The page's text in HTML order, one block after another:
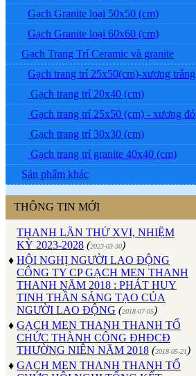
Gạch Granite loại 50x50 (cm)
Gạch Granite loại 60x60 (cm)
Gạch Trang Trí Ceramic và granite
Gạch trang trí 25x50(cm)-xương trắng
Gạch trang trí 20x40 (cm)
Gạch trang trí 25x50 (cm) - xương đỏ
Gạch trang trí 30x30 (cm)
Gạch trang trí granite 40x40 (cm)
Sản phẩm khác
THÔNG TIN MỚI
♦ ĐẠI HỘI ĐỒNG CỔ ĐÔNG
THƯỜNG NIÊN CÔNG TY GẠCH
MEN THANH THANH NĂM
2023 (2023-04-24)
♦ ĐẠI HỘI CÔNG ĐOÀN CƠ SỞ
CÔNG TY GẠCH MEN THANH
THANH LẦN THỨ XVI, NHIỆM
KỲ 2023-2028 ( 2023-03-30 )
HỘI NGHỊ NGƯỜI LAO ĐỘNG
CÔNG TY CP GẠCH MEN THANH
THANH NĂM 2018 : PHÁT HUY
TINH THẦN SÁNG TẠO CỦA
NGƯỜI LAO ĐỘNG (2018-07-05)
GẠCH MEN THANH THANH TỔ
CHỨC THÀNH CÔNG ĐHĐCĐ
THƯỜNG NIÊN NĂM 2018 (2018-05-21
GẠCH MEN THANH THANH TỔ
CHỨC HỘI NGHỊ TỔNG KẾT